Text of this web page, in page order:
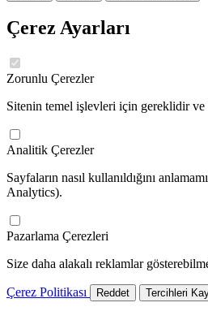
Çerez Ayarları
Zorunlu Çerezler
Sitenin temel işlevleri için gereklidir ve
Analitik Çerezler
Sayfaların nasıl kullanıldığını
Analytics).
Pazarlama Çerezleri
Size daha alakalı reklamlar
Çerez Politikası Reddet Tercihleri